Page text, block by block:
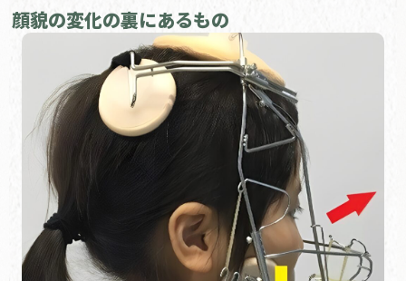
顔貌の変化の裏にあるもの